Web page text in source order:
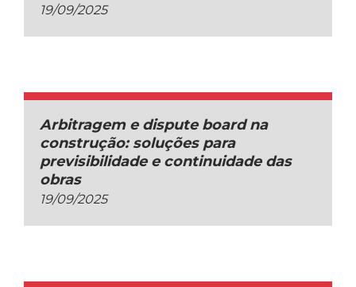
19/09/2025
Arbitragem e dispute board na
construção: soluções para
previsibilidade e continuidade das
obras
19/09/2025